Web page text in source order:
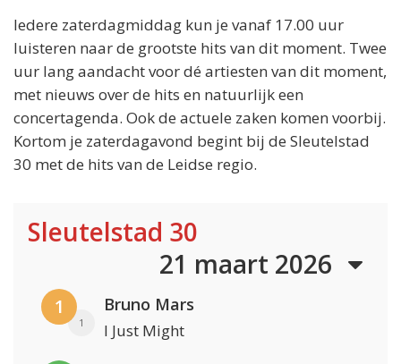
Iedere zaterdagmiddag kun je vanaf 17.00 uur
luisteren naar de grootste hits van dit moment. Twee
uur lang aandacht voor dé artiesten van dit moment,
met nieuws over de hits en natuurlijk een
concertagenda. Ook de actuele zaken komen voorbij.
Kortom je zaterdagavond begint bij de Sleutelstad
30 met de hits van de Leidse regio.
Sleutelstad 30
21 maart 2026
1
1
Bruno Mars
I Just Might